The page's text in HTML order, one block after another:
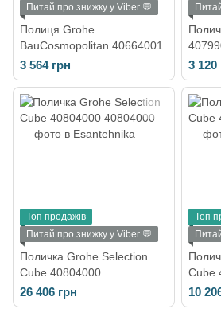
Питай про знижку у Viber 💬
Полиця Grohe
BauCosmopolitan 40664001
3 564 грн 3 120
Топ продажів
Питай про знижку у Viber 💬
Поличка Grohe Selection
Cube 40804000
26 406 грн
Топ
Cube
10